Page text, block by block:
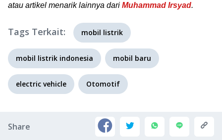
atau artikel menarik lainnya dari Muhammad Irsyad.
Tags Terkait: mobil listrik
mobil listrik indonesia mobil baru
electric vehicle Otomotif
Share